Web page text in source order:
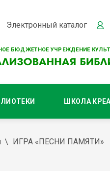
БЮДЖЕТНОЕ УЧРЕЖДЕНИЕ
Электронный каталог
ШКОЛА
ИГРА «ПЕСНИ ПАМЯТИ»